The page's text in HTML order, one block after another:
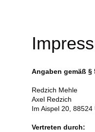
Angaben gemäß §
Redzich Mehle
Axel Redzich
Im Aispel 20,
Vertreten durch: